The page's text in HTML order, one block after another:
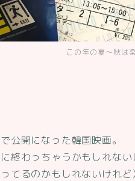
この年の夏～秋は
公開になった韓国映画。
終わっちゃうかもしれな
てるのかもしれないけれど